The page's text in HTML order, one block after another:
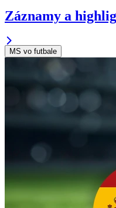
Záznamy a
MS vo futbale